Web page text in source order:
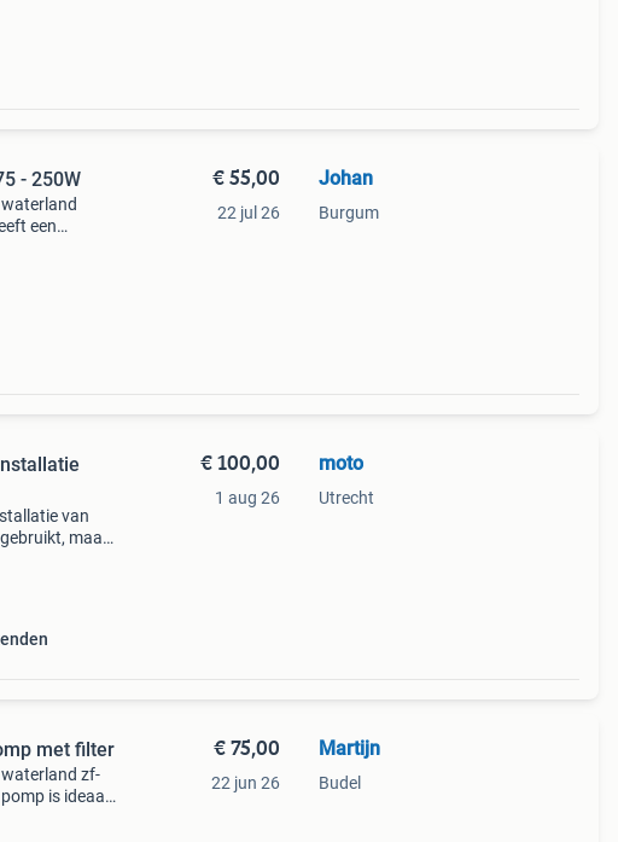
- 250W
een
€ 55,00
22 jul 26
Johan
Burgum
van
maar
€ 100,00
1 aug 26
moto
Utrecht
met filter
waterland zf-
is ideaal
€ 75,00
22 jun 26
Martijn
Budel